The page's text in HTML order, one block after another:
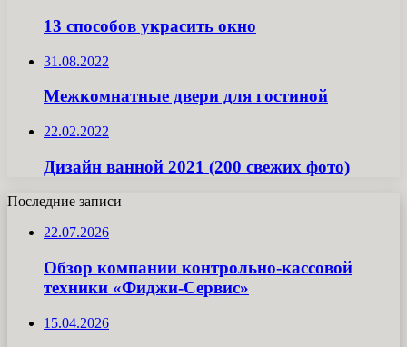
13 способов украсить окно
31.08.2022
Межкомнатные двери для гостиной
22.02.2022
Дизайн ванной 2021 (200 свежих фото)
Последние записи
22.07.2026
Обзор компании контрольно-кассовой
техники «Фиджи-Сервис»
15.04.2026